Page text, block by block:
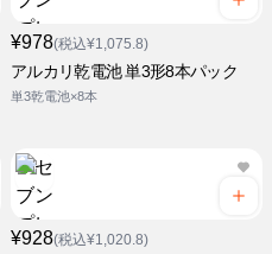
¥978(税込¥1,075.8)
アルカリ乾電池 単3形8本パック
単3乾電池×8本
¥928(税込¥1,020.8)